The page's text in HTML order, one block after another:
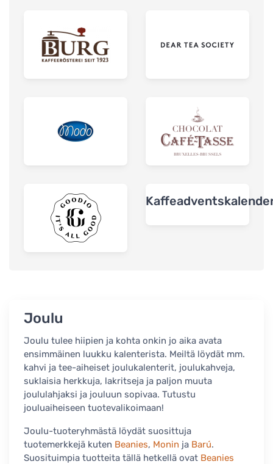
Joulu
Joulu tulee hiipien ja kohta onkin jo aika avata
ensimmäinen luukku kalenterista. Meiltä löydät mm.
kahvi ja tee-aiheiset joulukalenterit, joulukahveja,
suklaisia herkkuja, lakritseja ja paljon muuta
joululahjaksi ja jouluun sopivaa. Tutustu
jouluaiheiseen tuotevalikoimaan!
Joulu-tuoteryhmästä löydät suosittuja
tuotemerkkejä kuten Beanies, Monin ja Barú.
Suosituimpia tuotteita tällä hetkellä ovat Beanies